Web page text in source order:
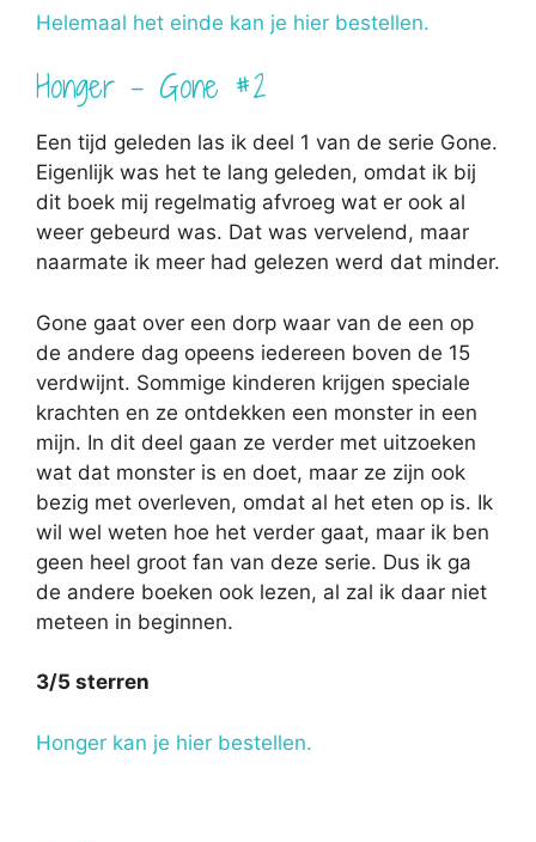
Helemaal het einde kan je hier bestellen.
Honger – Gone #2
Een tijd geleden las ik deel 1 van de serie Gone.
Eigenlijk was het te lang geleden, omdat ik bij
dit boek mij regelmatig afvroeg wat er ook al
weer gebeurd was. Dat was vervelend, maar
naarmate ik meer had gelezen werd dat minder.
Gone gaat over een dorp waar van de een op
de andere dag opeens iedereen boven de 15
verdwijnt. Sommige kinderen krijgen speciale
krachten en ze ontdekken een monster in een
mijn. In dit deel gaan ze verder met uitzoeken
wat dat monster is en doet, maar ze zijn ook
bezig met overleven, omdat al het eten op is. Ik
wil wel weten hoe het verder gaat, maar ik ben
geen heel groot fan van deze serie. Dus ik ga
de andere boeken ook lezen, al zal ik daar niet
meteen in beginnen.
3/5 sterren
Honger kan je hier bestellen.